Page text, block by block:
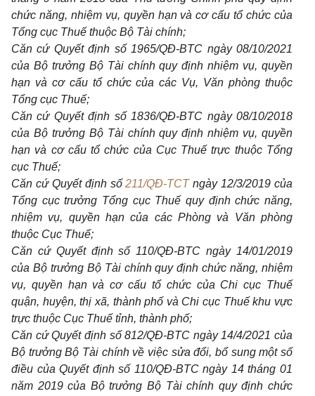
chức năng, nhiệm vụ, quyền hạn và cơ cấu tổ chức của
Tổng cục Thuế thuộc Bộ Tài chính;
Căn cứ Quyết định số 1965/QĐ-BTC ngày 08/10/2021
của Bộ trưởng Bộ Tài chính quy định nhiệm vụ, quyền
hạn và cơ cấu tổ chức của các Vụ, Văn phòng thuộc
Tổng cục Thuế;
Căn cứ Quyết định số 1836/QĐ-BTC ngày 08/10/2018
của Bộ trưởng Bộ Tài chính quy định nhiệm vụ, quyền
hạn và cơ cấu tổ chức của Cục Thuế trực thuộc Tổng
cục Thuế;
Căn cứ Quyết định số211/QĐ-TCTngày 12/3/2019 của
Tổng cục trưởng Tổng cục Thuế quy định chức năng,
nhiệm vụ, quyền hạn của các Phòng và Văn phòng
thuộc Cục Thuế;
Căn cứ Quyết định số 110/QĐ-BTC ngày 14/01/2019
của Bộ trưởng Bộ Tài chính quy định chức năng, nhiệm
vụ, quyền hạn và cơ cấu tổ chức của Chi cục Thuế
quận, huyện, thị xã, thành phố và Chi cục Thuế khu vực
trực thuộc Cục Thuế tỉnh, thành phố;
Căn cứ Quyết định số 812/QĐ-BTC ngày 14/4/2021 của
Bộ trưởng Bộ Tài chính về việc sửa đổi, bổ sung một số
điều của Quyết định số 110/QĐ-BTC ngày 14 tháng 01
năm 2019 của Bộ trưởng Bộ Tài chính quy định chức